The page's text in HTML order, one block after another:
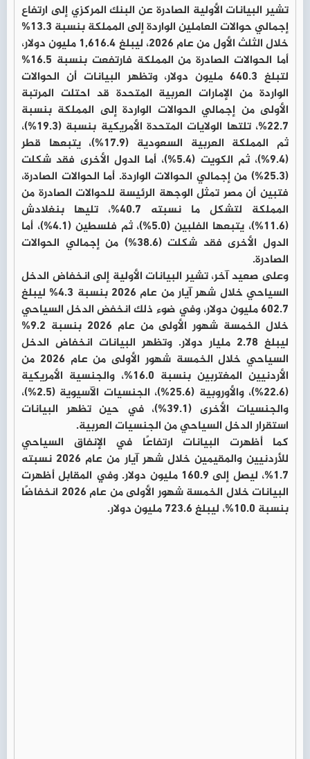
تشير البيانات الأولية الصادرة عن البنك المركزي إلى ارتفاع
إجمالي حوالات العاملين الواردة إلى المملكة بنسبة 13.3%
خلال الثلث الأول من عام 2026، ليبلغ 1,616.4 مليون دولار،
أما الحوالات الصادرة من المملكة فارتفعت بنسبة 16.5%
لتبلغ 640.3 مليون دولار، وتظهر البيانات أن الحوالات
الواردة من الإمارات العربية المتحدة قد احتلت المرتبة
الأولى من إجمالي الحوالات الواردة إلى المملكة بنسبة
22.7%، تلتها الولايات المتحدة الأمريكية بنسبة (19.3%)،
ثم المملكة العربية السعودية (17.9%)، يتبعها قطر
(9.4%)، ثم الكويت (5.4%)، أما الدول الأخرى فقد شكلت
(25.3%) من إجمالي الحوالات الواردة. أما الحوالات الصادرة،
فتبين أن مصر تمثل الوجهة الرئيسة للحوالات الصادرة من
المملكة لتشكل ما نسبته 40.7%، تليها بنغلادش
(11.6%)، يتبعها الفلبين (5.0%)، ثم فلسطين (4.1%)، أما
الدول الأخرى فقد شكلت (38.6%) من إجمالي الحوالات
الصادرة.
وعلى صعيد آخر، تشير البيانات الأولية إلى انخفاض الدخل
السياحي خلال شهر آيار من عام 2026 بنسبة 4.3% ليبلغ
602.7 مليون دولار، وفي ضوء ذلك انخفض الدخل السياحي
خلال الخمسة شهور الأولى من عام 2026 بنسبة 9.2%
ليبلغ 2.78 مليار دولار. وتظهر البيانات انخفاض الدخل
السياحي خلال الخمسة شهور الأولى من عام 2026 من
الأردنيين المغتربين بنسبة 16.0%، والجنسية الأمريكية
(22.6%)، والأوروبية (25.6%)، الجنسيات الآسيوية (2.5%)،
والجنسيات الأخرى (39.1%)، في حين تظهر البيانات
استقرار الدخل السياحي من الجنسيات العربية.
كما أظهرت البيانات ارتفاعًا في الإنفاق السياحي
للأردنيين والمقيمين خلال شهر آيار من عام 2026 نسبته
1.7%، ليصل إلى 160.9 مليون دولار. وفي المقابل أظهرت
البيانات خلال الخمسة شهور الأولى من عام 2026 انخفاضًا
بنسبة 10.0%، ليبلغ 723.6 مليون دولار.